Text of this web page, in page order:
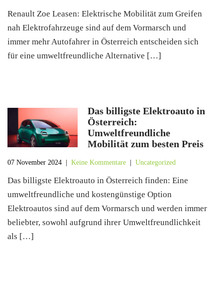
Renault Zoe Leasen: Elektrische Mobilität zum Greifen
nah Elektrofahrzeuge sind auf dem Vormarsch und
immer mehr Autofahrer in Österreich entscheiden sich
für eine umweltfreundliche Alternative […]
Das billigste Elektroauto in
Österreich:
Umweltfreundliche
Mobilität zum besten Preis
07 November 2024 Keine Kommentare Uncategorized
Das billigste Elektroauto in Österreich finden: Eine
umweltfreundliche und kostengünstige Option
Elektroautos sind auf dem Vormarsch und werden immer
beliebter, sowohl aufgrund ihrer Umweltfreundlichkeit
als […]